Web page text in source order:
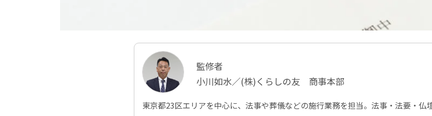
監修者
小川如水／(株)くらしの友 商事本部
東京都23区エリアを中心に、法事や葬儀などの施行業務を担当。法事・法要・仏